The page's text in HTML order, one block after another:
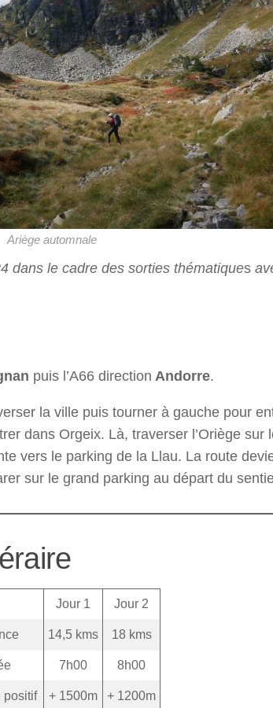
Ariège automnale
dans le cadre des sorties thématiques
puis l’A66 direction Andorre.
la ville puis tourner à gauche pour
dans Orgeix. Là, traverser l’Oriège sur
vers le parking de la Llau. La route
sur le grand parking au départ du
Jour 1 Jour 2
14,5 kms 18 kms
7h00 8h00
positif + 1500m + 1200m